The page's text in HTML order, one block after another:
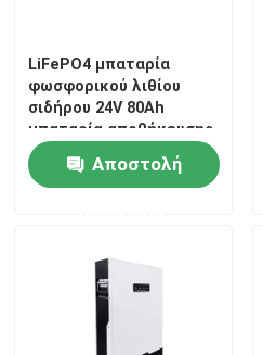
Lifepo4 μπαταρία κάρρων
Μπαταρία rv LiFePo4
μικρή μπαταρία lipo
LiFePO4 μπαταρία
φωσφορικού λιθίου
σιδήρου 24V 80Ah
μπαταρία αποθήκευσης
ενέργειας
Αποστολή